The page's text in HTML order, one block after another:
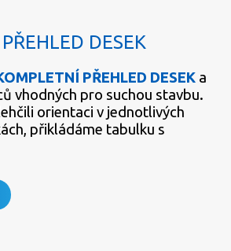
DESEK
PŘEHLED DESEK a
vhodných pro suchou stavbu.
orientaci v jednotlivých
přikládáme tabulku s